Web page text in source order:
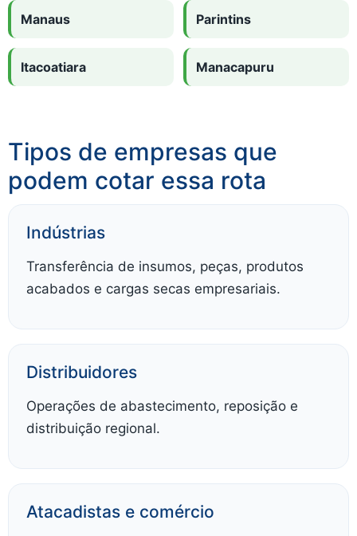
Manaus Parintins
Itacoatiara Manacapuru
Tipos de empresas que
podem cotar essa rota
Indústrias
Transferência de insumos, peças, produtos
acabados e cargas secas empresariais.
Distribuidores
Operações de abastecimento, reposição e
distribuição regional.
Atacadistas e comércio